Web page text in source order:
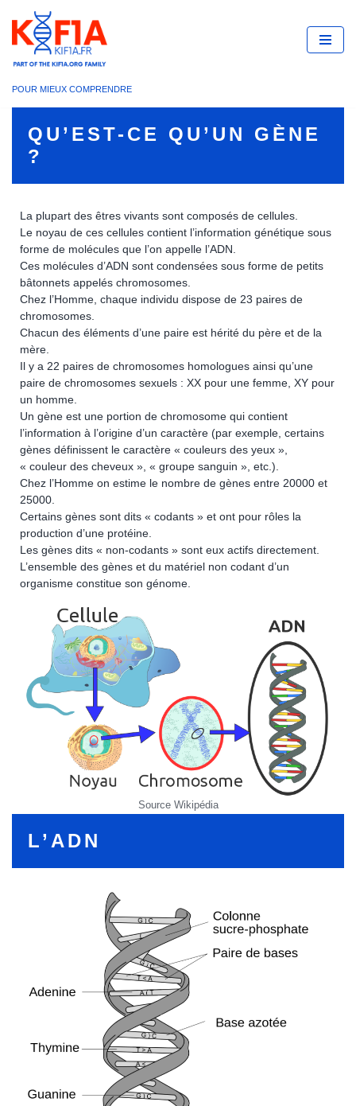
Aller
POUR MIEUX COMPRENDRE
QU’EST-CE QU’UN GÈNE
?
La plupart des êtres vivants sont composés de cellules.
Le noyau de ces cellules contient l’information génétique sous
forme de molécules que l’on appelle l’ADN.
Ces molécules d’ADN sont condensées sous forme de petits
bâtonnets appelés chromosomes.
Chez l’Homme, chaque individu dispose de 23 paires de
chromosomes.
Chacun des éléments d’une paire est hérité du père et de la
mère.
Il y a 22 paires de chromosomes homologues ainsi qu’une
paire de chromosomes sexuels : XX pour une femme, XY pour
un homme.
Un gène est une portion de chromosome qui contient
l’information à l’origine d’un caractère (par exemple, certains
gènes définissent le caractère « couleurs des yeux »,
« couleur des cheveux », « groupe sanguin », etc.).
Chez l’Homme on estime le nombre de gènes entre 20000 et
25000.
Certains gènes sont dits « codants » et ont pour rôles la
production d’une protéine.
Les gènes dits « non-codants » sont eux actifs directement.
L’ensemble des gènes et du matériel non codant d’un
organisme constitue son génome.
Source Wikipédia
L’ADN